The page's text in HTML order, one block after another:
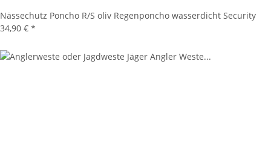
Nässechutz Poncho R/S oliv Regenponcho wasserdicht Security
34,90 € *